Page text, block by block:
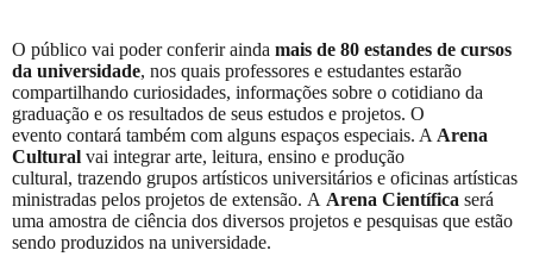
O público vai poder conferir ainda mais de 80 estandes de cursos
da universidade, nos quais professores e estudantes estarão
compartilhando curiosidades, informações sobre o cotidiano da
graduação e os resultados de seus estudos e projetos. O
evento contará também com alguns espaços especiais. A Arena
Cultural vai integrar arte, leitura, ensino e produção
cultural, trazendo grupos artísticos universitários e oficinas artísticas
ministradas pelos projetos de extensão. A Arena Científica será
uma amostra de ciência dos diversos projetos e pesquisas que estão
sendo produzidos na universidade.